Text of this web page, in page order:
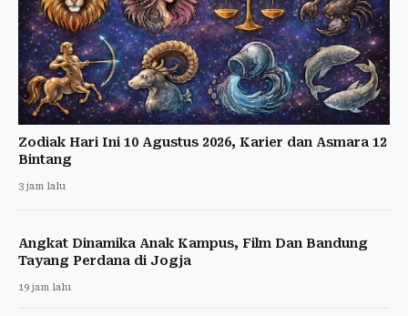
Zodiak Hari Ini 10 Agustus 2026, Karier dan Asmara 12
Bintang
3 jam lalu
Angkat Dinamika Anak Kampus, Film Dan Bandung
Tayang Perdana di Jogja
19 jam lalu